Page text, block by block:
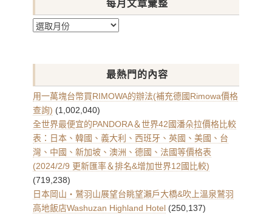
每月文章彙整
每
章
整
最熱門的內容
用一萬塊台幣買RIMOWA的辦法(補充德國Rimowa價格
查詢) (1,002,040)
全世界最便宜的PANDORA＆世界42國潘朵拉價格比較
表：日本、韓國、義大利、西班牙、英國、美國、台
灣、中國、新加坡、澳洲、德國、法國等價格表
(2024/2/9 更新匯率＆排名&增加世界12國比較)
(719,238)
日本岡山・鷲羽山展望台眺望瀨戶大橋&吹上溫泉鷲羽
高地飯店Washuzan Highland Hotel (250,137)